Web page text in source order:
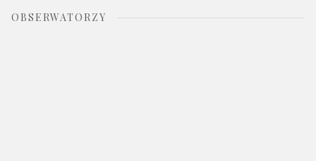
OBSERWATORZY